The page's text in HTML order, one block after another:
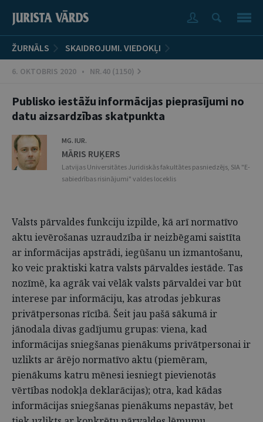
ŽURNĀLS SKAIDROJUMI. VIEDOKĻI
6. OKTOBRIS 2020 • NR.40 (1150)
Publisko iestāžu informācijas pieprasījumi no
datu aizsardzības skatpunkta
MG. IUR.
MĀRIS RUĶERS
Latvijas Universitātes Juridiskās fakultātes pasniedzējs, SIA "E-
sabiedrības risinājumi" valdes loceklis
Valsts pārvaldes funkciju izpilde, kā arī normatīvo
aktu ievērošanas uzraudzība ir neizbēgami saistīta
ar informācijas apstrādi, iegūšanu un izmantošanu,
ko veic praktiski katra valsts pārvaldes iestāde. Tas
nozīmē, ka agrāk vai vēlāk valsts pārvaldei var būt
interese par informāciju, kas atrodas jebkuras
privātpersonas rīcībā. Šeit jau pašā sākumā ir
jānodala divas gadījumu grupas: viena, kad
informācijas sniegšanas pienākums privātpersonai ir
uzlikts ar ārējo normatīvo aktu (piemēram,
pienākums katru mēnesi iesniegt pievienotās
vērtības nodokļa deklarācijas); otra, kad kādas
informācijas sniegšanas pienākums nepastāv, bet